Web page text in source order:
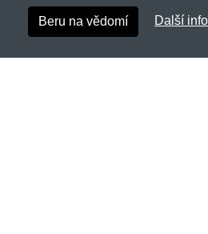
Beru na vědomí Další